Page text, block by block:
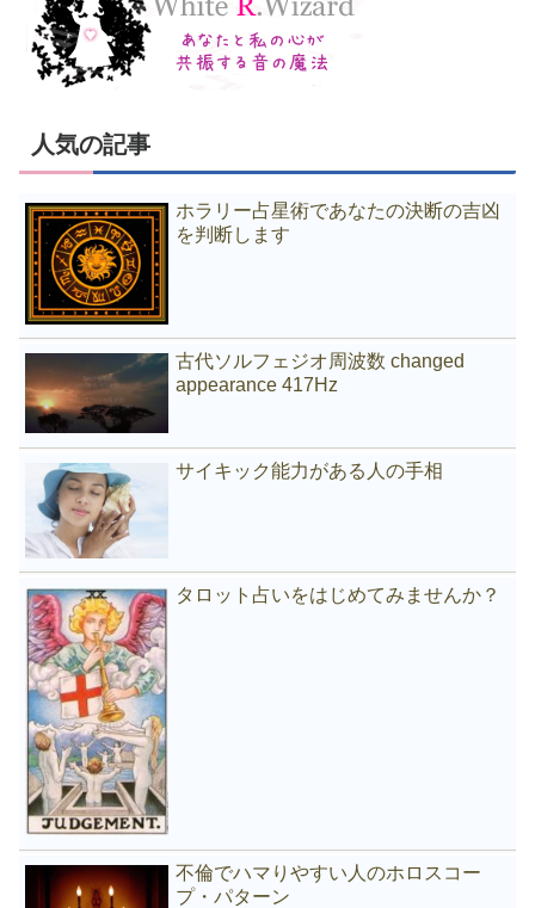
人気の記事
ホラリー占星術であなたの決断の吉凶
を判断します
古代ソルフェジオ周波数 changed
appearance 417Hz
サイキック能力がある人の手相
タロット占いをはじめてみませんか？
不倫でハマりやすい人のホロスコー
プ・パターン